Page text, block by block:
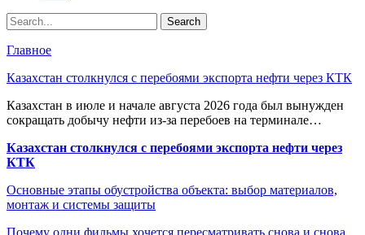
Главное
Казахстан столкнулся с перебоями экспорта нефти через КТК
Казахстан в июле и начале августа 2026 года был вынужден
сокращать добычу нефти из-за перебоев на терминале…
Казахстан столкнулся с перебоями экспорта нефти через
КТК
Основные этапы обустройства объекта: выбор материалов,
монтаж и системы защиты
Почему одни фильмы хочется пересматривать снова и снова